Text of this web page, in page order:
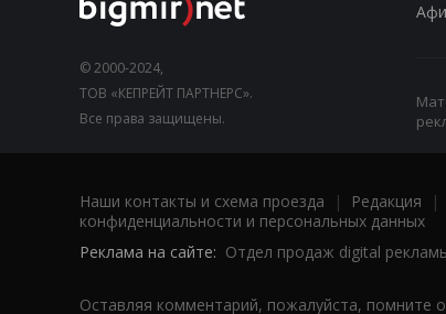
© 2000-2024,
ТОВ «КЕПРЕЙТ ПАРТНЕРС».
Все права защищены.
Наши контакты и схема проезда | Редакция |
конфиденциальности и персональных данных
Реклама на сайте: Отдел продаж digital
Оставляя комментарий, пожалуйста, помните